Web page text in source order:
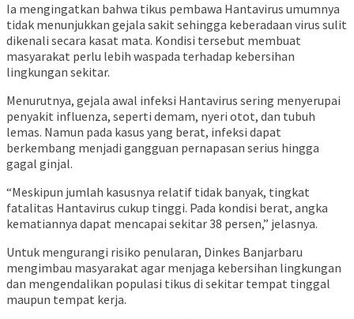
Ia mengingatkan bahwa tikus pembawa Hantavirus umumnya
tidak menunjukkan gejala sakit sehingga keberadaan virus sulit
dikenali secara kasat mata. Kondisi tersebut membuat
masyarakat perlu lebih waspada terhadap kebersihan
lingkungan sekitar.
Menurutnya, gejala awal infeksi Hantavirus sering menyerupai
penyakit influenza, seperti demam, nyeri otot, dan tubuh
lemas. Namun pada kasus yang berat, infeksi dapat
berkembang menjadi gangguan pernapasan serius hingga
gagal ginjal.
“Meskipun jumlah kasusnya relatif tidak banyak, tingkat
fatalitas Hantavirus cukup tinggi. Pada kondisi berat, angka
kematiannya dapat mencapai sekitar 38 persen,” jelasnya.
Untuk mengurangi risiko penularan, Dinkes Banjarbaru
mengimbau masyarakat agar menjaga kebersihan lingkungan
dan mengendalikan populasi tikus di sekitar tempat tinggal
maupun tempat kerja.